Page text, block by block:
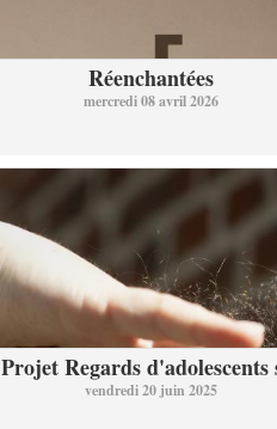
Réenchantées
mercredi 08 avril 2026
Projet Regards d'adolescents
vendredi 20 juin 2025